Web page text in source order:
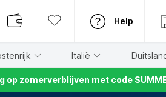
Help
Italië
op zomerverblijven met code